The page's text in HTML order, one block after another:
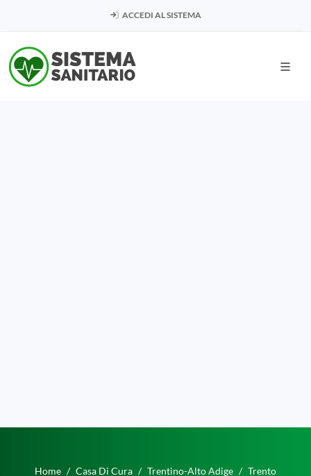
ACCEDI AL SISTEMA
Home Casa Di Cura Trentino-Alto Adige
Trento